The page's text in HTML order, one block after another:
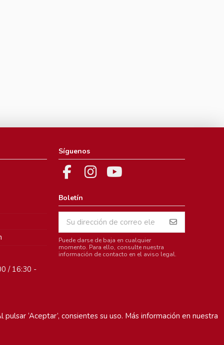
/ 16:30 -
Síguenos
Boletín
Puede darse de baja en cualquier
momento. Para ello, consulte nuestra
información de contacto en el aviso legal.
‘Aceptar’, consientes su uso. Más información en nuestra